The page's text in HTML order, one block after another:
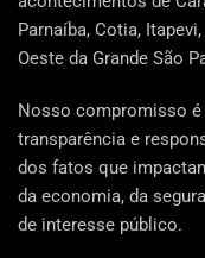
Parnaíba, Cotia,
Oeste da Grande São
Nosso compromisso
transparência e
dos fatos que
da economia, da
de interesse público.